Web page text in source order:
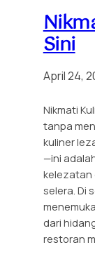
Sini
April 24,
Nikmati
tanpa
kuliner
—ini
kelezatan
selera. Di
dari
restoran